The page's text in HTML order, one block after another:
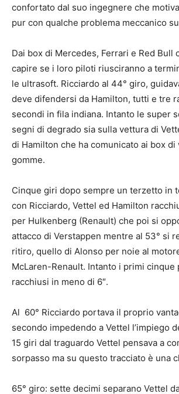
confortato dal suo ingegnere che
pur con qualche problema meccanico
Dai box di Mercedes, Ferrari e Red Bull
capire se i loro piloti riusciranno a
le ultrasoft. Ricciardo al 44° giro,
deve difendersi da Hamilton, tutti e tre
secondi in fila indiana. Intanto le super
segni di degrado sia sulla vettura di
di Hamilton che ha comunicato ai box di
gomme.
Cinque giri dopo sempre un terzetto in
con Ricciardo, Vettel ed Hamilton
per Hulkenberg (Renault) che poi si
attacco di Verstappen mentre al 53° si
ritiro, quello di Alonso per noie al
McLaren-Renault. Intanto i primi cinque
racchiusi in meno di 6″.
Al 60° Ricciardo portava il proprio
secondo impedendo a Vettel l’impiego
15 giri dal traguardo Vettel pensava a
sorpasso ma su questo tracciato è una
65° giro: sette decimi separano Vettel